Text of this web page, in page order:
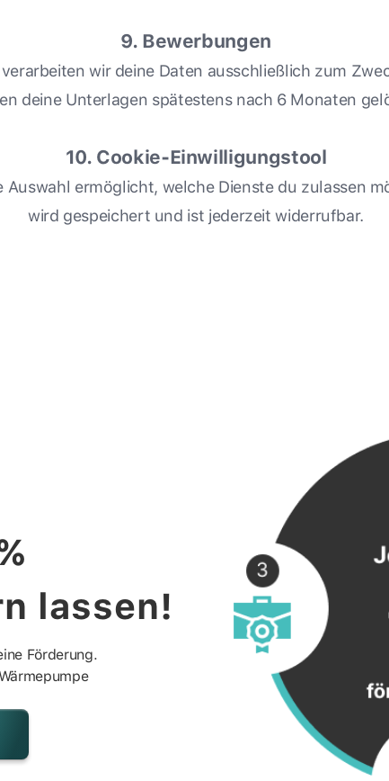
9. Bewerbungen
wir deine Daten ausschließlich zum
deine Unterlagen spätestens nach 6 Monaten
10. Cookie-Einwilligungstool
ermöglicht, welche Dienste du zulassen
wird gespeichert und ist jederzeit widerrufbar.
lassen!
Förderung.